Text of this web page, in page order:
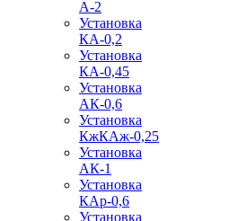
А-2
Установка
КА-0,2
Установка
КА-0,45
Установка
АК-0,6
Установка
КжКАж-0,25
Установка
АК-1
Установка
КАр-0,6
Установка